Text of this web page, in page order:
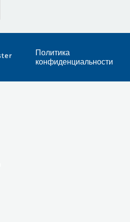
Политика
конфиденциальности